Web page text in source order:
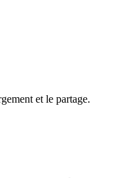
et le partage.